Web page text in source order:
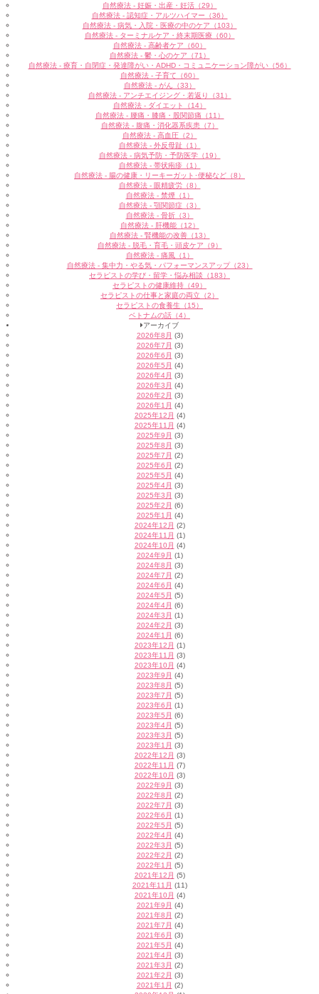
自然療法 - 妊娠・出産・妊活（29）
自然療法 - 認知症・アルツハイマー（36）
自然療法 - 病気・入院・医療の中のケア（103）
自然療法 - ターミナルケア・終末期医療（60）
自然療法 - 高齢者ケア（60）
自然療法 - 鬱・心のケア（71）
自然療法 - 療育・自閉症・発達障がい・ADHD・コミュニケーション障がい（56）
自然療法 - 子育て（60）
自然療法 - がん（33）
自然療法 - アンチエイジング・若返り（31）
自然療法 - ダイエット（14）
自然療法 - 腰痛・膝痛・股関節痛（11）
自然療法 - 腹痛・消化器系疾患（7）
自然療法 - 高血圧（2）
自然療法 - 外反母趾（1）
自然療法 - 病気予防・予防医学（19）
自然療法 - 帯状疱疹（1）
自然療法 - 腸の健康・リーキーガット･便秘など（8）
自然療法 - 眼精疲労（8）
自然療法 - 禁煙（1）
自然療法 - 顎関節症（3）
自然療法 - 骨折（3）
自然療法 - 肝機能（12）
自然療法 - 腎機能の改善（13）
自然療法 - 脱毛・育毛・頭皮ケア（9）
自然療法 - 痛風（1）
自然療法 - 集中力・やる気・パフォーマンスアップ（23）
セラピストの学び・留学・悩み相談（183）
セラピストの健康維持（49）
セラピストの仕事と家庭の両立（2）
セラピストの食養生（15）
ベトナムの話（4）
アーカイブ
2026年8月 (3)
2026年7月 (3)
2026年6月 (3)
2026年5月 (4)
2026年4月 (3)
2026年3月 (4)
2026年2月 (3)
2026年1月 (4)
2025年12月 (4)
2025年11月 (4)
2025年9月 (3)
2025年8月 (3)
2025年7月 (2)
2025年6月 (2)
2025年5月 (4)
2025年4月 (3)
2025年3月 (3)
2025年2月 (6)
2025年1月 (4)
2024年12月 (2)
2024年11月 (1)
2024年10月 (4)
2024年9月 (1)
2024年8月 (3)
2024年7月 (2)
2024年6月 (4)
2024年5月 (5)
2024年4月 (6)
2024年3月 (1)
2024年2月 (3)
2024年1月 (6)
2023年12月 (1)
2023年11月 (3)
2023年10月 (4)
2023年9月 (4)
2023年8月 (5)
2023年7月 (5)
2023年6月 (1)
2023年5月 (6)
2023年4月 (5)
2023年3月 (5)
2023年1月 (3)
2022年12月 (3)
2022年11月 (7)
2022年10月 (3)
2022年9月 (3)
2022年8月 (2)
2022年7月 (3)
2022年6月 (1)
2022年5月 (5)
2022年4月 (4)
2022年3月 (5)
2022年2月 (2)
2022年1月 (5)
2021年12月 (5)
2021年11月 (11)
2021年10月 (4)
2021年9月 (4)
2021年8月 (2)
2021年7月 (4)
2021年6月 (3)
2021年5月 (4)
2021年4月 (3)
2021年3月 (2)
2021年2月 (3)
2021年1月 (2)